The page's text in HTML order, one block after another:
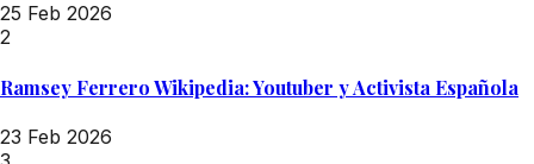
25 Feb 2026
2
Ramsey Ferrero Wikipedia: Youtuber y Activista Española
23 Feb 2026